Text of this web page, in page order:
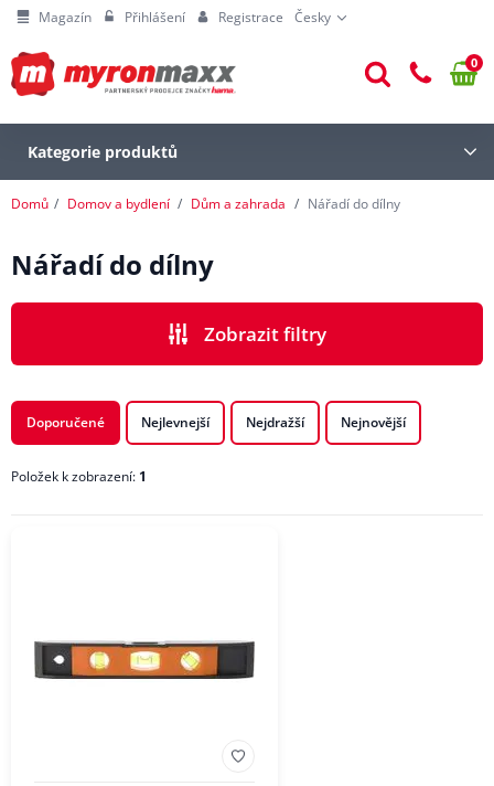
Magazín Přihlášení Registrace Česky
0
Kategorie produktů
Domů Domov a bydlení Dům a zahrada Nářadí do dílny
Nářadí do dílny
Zobrazit filtry
CENA
VÝROBCI
Doporučené Nejlevnejší Nejdražší Nejnovější
Položek k zobrazení: 1